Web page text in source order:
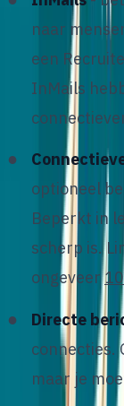
naar
een
InMails
optioneel
Beperkt in
scherp is.
ongeveer
Directe
connecties.
maar je